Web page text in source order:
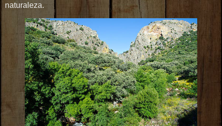
naturaleza.